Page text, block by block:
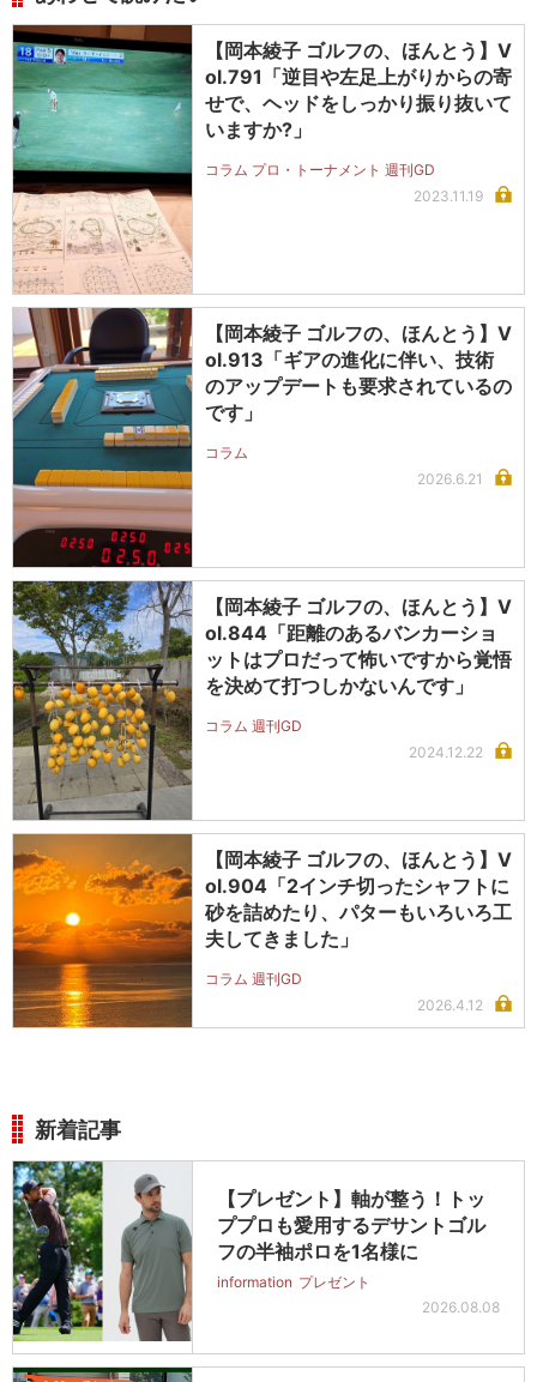
【岡本綾子 ゴルフの、ほんとう】V
ol.791「逆目や左足上がりからの寄
せで、ヘッドをしっかり振り抜いて
いますか?」
コラム プロ・トーナメント 週刊GD
2023.11.19
【岡本綾子 ゴルフの、ほんとう】V
ol.913「ギアの進化に伴い、技術
のアップデートも要求されているの
です」
コラム
2026.6.21
【岡本綾子 ゴルフの、ほんとう】V
ol.844「距離のあるバンカーショ
ットはプロだって怖いですから覚悟
を決めて打つしかないんです」
コラム 週刊GD
2024.12.22
【岡本綾子 ゴルフの、ほんとう】V
ol.904「2インチ切ったシャフトに
砂を詰めたり、パターもいろいろ工
夫してきました」
コラム 週刊GD
2026.4.12
新着記事
【プレゼント】軸が整う！トッ
ププロも愛用するデサントゴル
フの半袖ポロを1名様に
information プレゼント
2026.08.08